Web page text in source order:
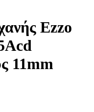
Ezzo
11mm